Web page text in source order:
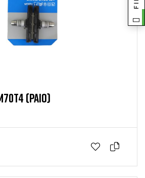
(PAIO)